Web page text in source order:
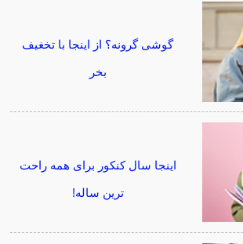
گوشی گرونه؟ از اینجا با تخغیف
بخر
اینجا سال کنکور برای همه راحت
ترین ساله!